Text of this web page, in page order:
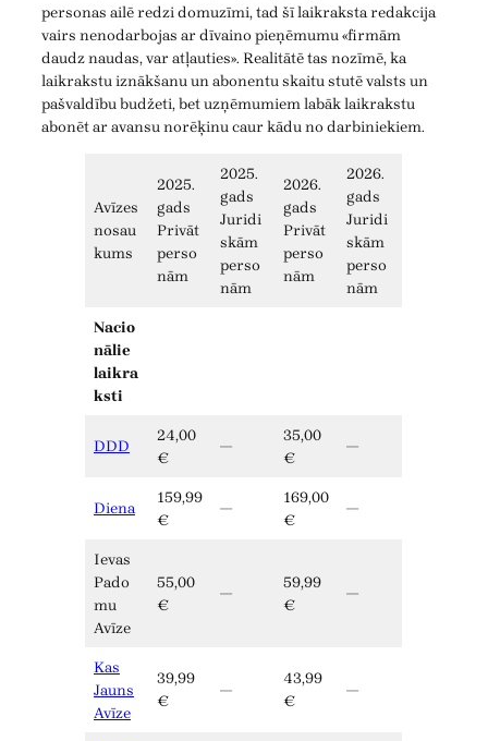
personas ailē redzi domuzīmi, tad šī laikraksta redakcija
vairs nenodarbojas ar dīvaino pieņēmumu «firmām
daudz naudas, var atļauties». Realitātē tas nozīmē, ka
laikrakstu iznākšanu un abonentu skaitu stutē valsts un
pašvaldību budžeti, bet uzņēmumiem labāk laikrakstu
abonēt ar avansu norēķinu caur kādu no darbiniekiem.
Avīzes
nosau
kums
2025.
gads
Privāt
perso
nām
2025.
gads
Juridi
skām
perso
nām
2026.
gads
Privāt
perso
nām
2026.
gads
Juridi
skām
perso
nām
Nacio
nālie
laikra
ksti
DDD
24,00
€
—
35,00
€
—
Diena
159,99
€
—
169,00
€
—
Ievas
Pado
mu
Avīze
55,00
€
—
59,99
€
—
Kas
Jauns
Avīze
39,99
€
—
43,99
€
—